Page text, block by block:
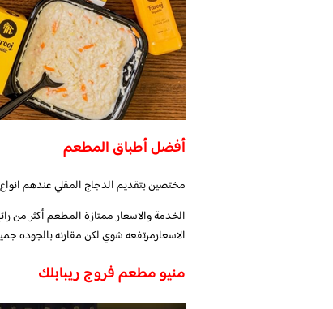
أفضل أطباق المطعم
مختصين بتقديم الدجاج المقلي عندهم
الخدمة والاسعار ممتازة المطعم أكثر من
الاسعارمرتفعه شوي لكن مقارنه بالجوده
منيو مطعم فروج ريبابلك